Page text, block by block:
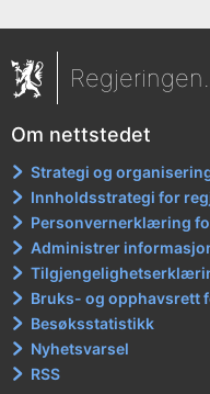
Om nettstedet
Strategi og
Innholdsstrategi for
Personvernerklæring
Administrer
Bruks- og opphavsrett
Besøksstatistikk
Nyhetsvarsel
RSS